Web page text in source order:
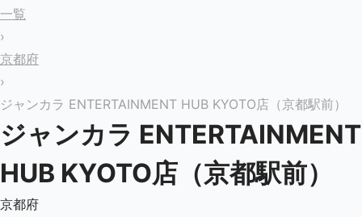
一覧
›
京都府
›
ジャンカラ ENTERTAINMENT HUB KYOTO店（京都駅前）
ジャンカラ ENTERTAINMENT
HUB KYOTO店（京都駅前）
京都府